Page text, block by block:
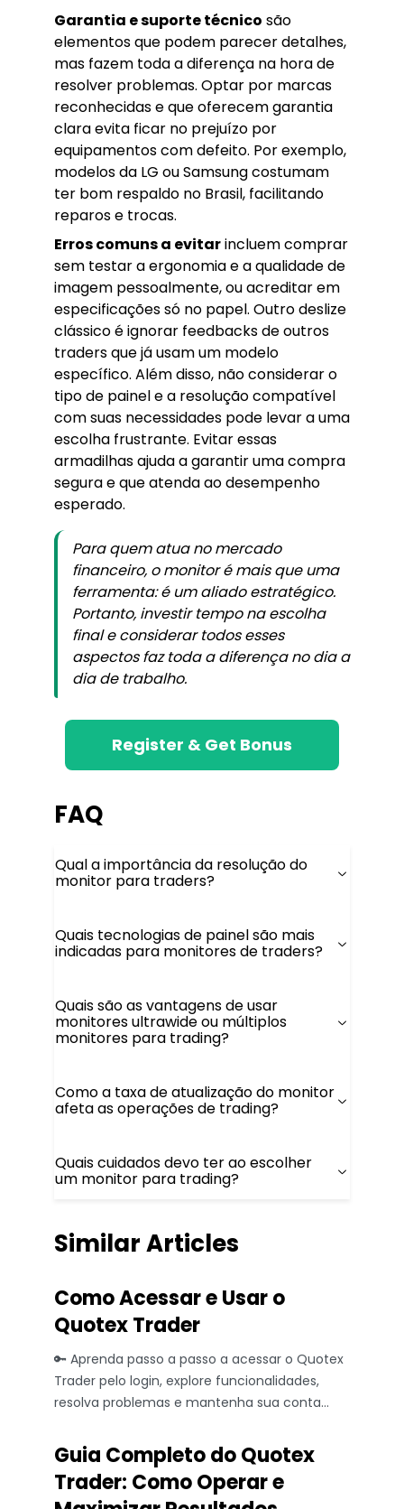
Garantia e suporte técnico são
elementos que podem parecer detalhes,
mas fazem toda a diferença na hora de
resolver problemas. Optar por marcas
reconhecidas e que oferecem garantia
clara evita ficar no prejuízo por
equipamentos com defeito. Por exemplo,
modelos da LG ou Samsung costumam
ter bom respaldo no Brasil, facilitando
reparos e trocas.
Erros comuns a evitarincluem comprar
sem testar a ergonomia e a qualidade de
imagem pessoalmente, ou acreditar em
especificações só no papel. Outro deslize
clássico é ignorar feedbacks de outros
traders que já usam um modelo
específico. Além disso, não considerar o
tipo de painel e a resolução compatível
com suas necessidades pode levar a uma
escolha frustrante. Evitar essas
armadilhas ajuda a garantir uma compra
segura e que atenda ao desempenho
esperado.
Para quem atua no mercado
financeiro, o monitor é mais que uma
ferramenta: é um aliado estratégico.
Portanto, investir tempo na escolha
final e considerar todos esses
aspectos faz toda a diferença no dia a
dia de trabalho.
Register & Get Bonus
FAQ
Qual a importância da resolução do
monitor para traders?
Quais tecnologias de painel são mais
indicadas para monitores de traders?
Quais são as vantagens de usar
monitores ultrawide ou múltiplos
monitores para trading?
Como a taxa de atualização do monitor
afeta as operações de trading?
Quais cuidados devo ter ao escolher
um monitor para trading?
Similar Articles
Como Acessar e Usar o
Quotex Trader
🔑 Aprenda passo a passo a acessar o Quotex
Trader pelo login, explore funcionalidades,
resolva problemas e mantenha sua conta
Guia Completo do Quotex
Trader: Como Operar e